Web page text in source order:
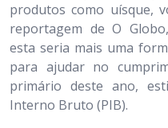
produtos como uísque,
reportagem de O
esta seria mais uma
para ajudar no
primário deste ano,
Interno Bruto (PIB).